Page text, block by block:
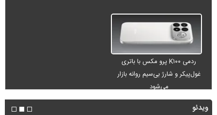
ردمی K۱۰۰ پرو مکس با باتری
غول‌پیکر و شارژ بی‌سیم روانه بازار
می‌شود
ویدئو